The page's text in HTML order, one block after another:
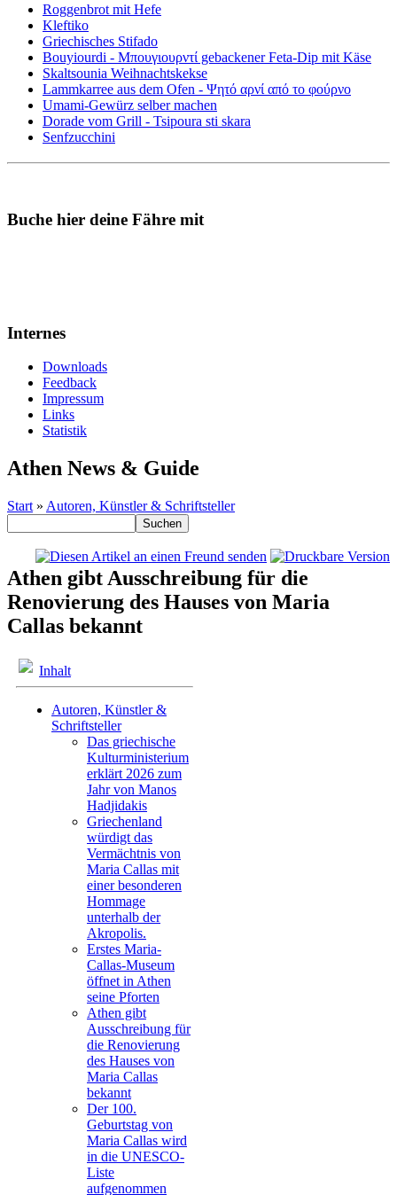
Roggenbrot mit Hefe
Kleftiko
Griechisches Stifado
Bouyiourdi - Μπουγιουρντί gebackener Feta-Dip mit Käse
Skaltsounia Weihnachtskekse
Lammkarree aus dem Ofen - Ψητό αρνί από το φούρνο
Umami-Gewürz selber machen
Dorade vom Grill - Tsipoura sti skara
Senfzucchini
Buche hier deine Fähre mit
Internes
Downloads
Feedback
Impressum
Links
Statistik
Athen News & Guide
Start » Autoren, Künstler & Schriftsteller
Athen gibt Ausschreibung für die
Renovierung des Hauses von Maria
Callas bekannt
Inhalt
Autoren, Künstler &
Schriftsteller
Das griechische
Kulturministerium
erklärt 2026 zum
Jahr von Manos
Hadjidakis
Griechenland
würdigt das
Vermächtnis von
Maria Callas mit
einer besonderen
Hommage
unterhalb der
Akropolis.
Erstes Maria-
Callas-Museum
öffnet in Athen
seine Pforten
Athen gibt
Ausschreibung für
die Renovierung
des Hauses von
Maria Callas
bekannt
Der 100.
Geburtstag von
Maria Callas wird
in die UNESCO-
Liste
aufgenommen